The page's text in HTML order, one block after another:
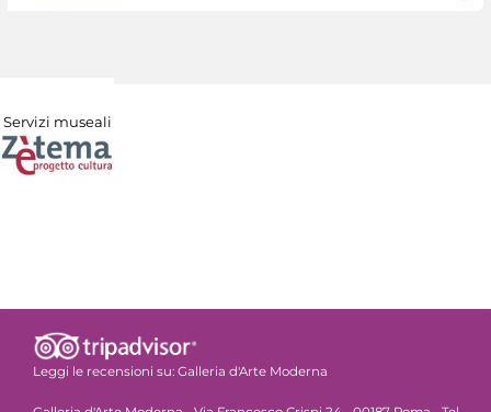
Servizi museali
Leggi le recensioni su: Galleria d'Arte Moderna